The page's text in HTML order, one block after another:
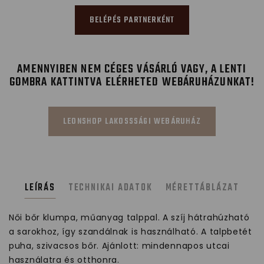
BELÉPÉS PARTNERKÉNT
AMENNYIBEN NEM CÉGES VÁSÁRLÓ VAGY, A LENTI
GOMBRA KATTINTVA ELÉRHETED WEBÁRUHÁZUNKAT!
LEONSHOP LAKOSSSÁGI WEBÁRUHÁZ
LEÍRÁS TECHNIKAI ADATOK MÉRETTÁBLÁZAT
Női bőr klumpa, műanyag talppal. A szíj hátrahúzható
a sarokhoz, így szandálnak is használható. A talpbetét
puha, szivacsos bőr. Ajánlott: mindennapos utcai
használatra és otthonra.